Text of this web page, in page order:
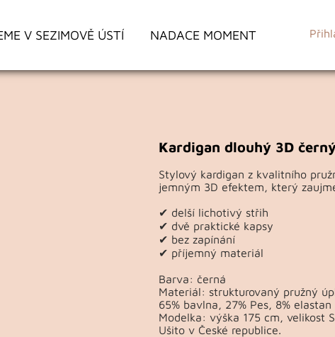
V SEZIMOVĚ ÚSTÍ NADACE MOMENT
Kardigan dlouhý 3D
Stylový kardigan z kvalitního
jemným 3D efektem, který
✔ delší lichotivý střih
✔ dvě praktické kapsy
✔ bez zapínání
✔ příjemný materiál
Barva: černá
Materiál: strukturovaný pružný
65% bavlna, 27% Pes, 8% elastan
Modelka: výška 175 cm, velikost S
Ušito v České republice.